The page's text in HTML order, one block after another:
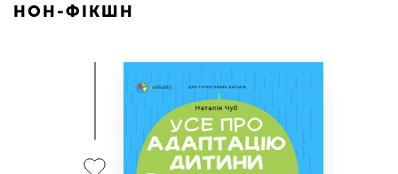
НОН-ФІКШН